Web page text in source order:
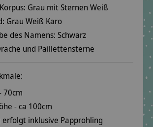
Grau mit Sternen Weiß
Grau Weiß Karo
des Namens: Schwarz
und Paillettensterne
70cm
- ca 100cm
erfolgt inklusive Papprohling